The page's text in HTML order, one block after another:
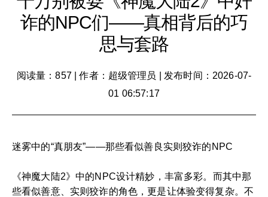
诈的NPC们——真相背后的巧
思与套路
阅读量：857|作者：超级管理员
发布时间：2026-07-
01 06:57:17
迷雾中的“真朋友”——那些看似善良实则狡诈的NPC
《神魔大陆2》中的NPC设计精妙，丰富多彩。而其中那
些看似善意、实则狡诈的角色，更是让体验变得复杂。不